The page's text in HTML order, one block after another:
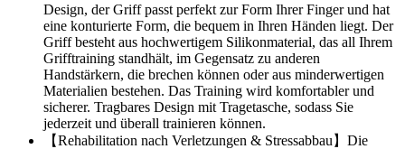
Design, der Griff passt perfekt zur Form Ihrer Finger und hat
eine konturierte Form, die bequem in Ihren Händen liegt. Der
Griff besteht aus hochwertigem Silikonmaterial, das all Ihrem
Grifftraining standhält, im Gegensatz zu anderen
Handstärkern, die brechen können oder aus minderwertigen
Materialien bestehen. Das Training wird komfortabler und
sicherer. Tragbares Design mit Tragetasche, sodass Sie
jederzeit und überall trainieren können.
【Rehabilitation nach Verletzungen & Stressabbau】Die